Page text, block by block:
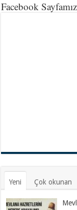
Facebook Sayfamız
Yeni Çok okunan